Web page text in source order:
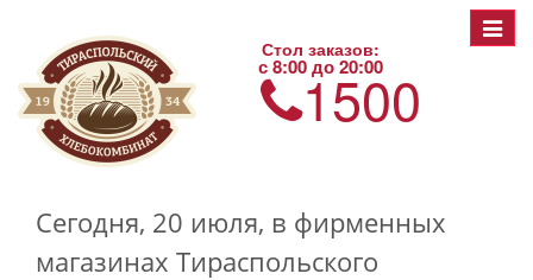
Toggle
Стол заказов:
с 8:00 до 20:00
1500
Сегодня, 20 июля, в фирменных
магазинах Тираспольского